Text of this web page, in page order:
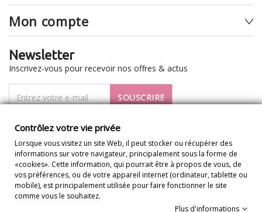
Mon compte
Newsletter
Inscrivez-vous pour recevoir nos offres & actus
SOUSCRIRE
Contrôlez votre vie privée
Lorsque vous visitez un site Web, il peut stocker ou récupérer des
informations sur votre navigateur, principalement sous la forme de
«cookies». Cette information, qui pourrait être à propos de vous, de
vos préférences, ou de votre appareil internet (ordinateur, tablette ou
mobile), est principalement utilisée pour faire fonctionner le site
comme vous le souhaitez.
Plus d'informations